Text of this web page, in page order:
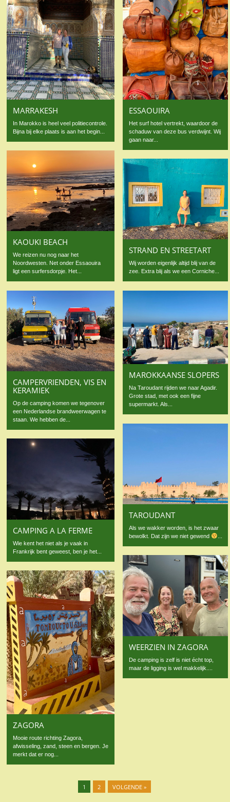
MARRAKESH
In Marokko is heel veel politiecontrole.
Bijna bij elke plaats is aan het begin...
ESSAOUIRA
Het surf hotel vertrekt, waardoor de
schaduw van deze bus verdwijnt. Wij
gaan naar...
KAOUKI BEACH
We reizen nu nog naar het
Noordwesten. Net onder Essaouira
ligt een surfersdorpje. Het...
STRAND EN STREETART
Wij worden eigenlijk altijd blij van de
zee. Extra blij als we een Corniche...
CAMPERVRIENDEN, VIS EN
KERAMIEK
Op de camping komen we tegenover
een Nederlandse brandweerwagen te
staan. We hebben de...
MAROKKAANSE SLOPERS
Na Taroudant rijden we naar Agadir.
Grote stad, met ook een fijne
supermarkt. Als...
TAROUDANT
Als we wakker worden, is het zwaar
bewolkt. Dat zijn we niet gewend
CAMPING A LA FERME
Wie kent het niet als je vaak in
Frankrijk bent geweest, ben je het...
WEERZIEN IN ZAGORA
De camping is zelf is niet écht top,
maar de ligging is wel makkelijk....
ZAGORA
Mooie route richting Zagora,
afwisseling, zand, steen en bergen. Je
merkt dat er nog...
1 2 VOLGENDE »